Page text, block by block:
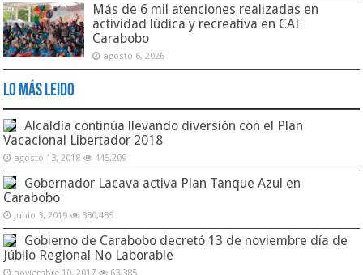
Más de 6 mil atenciones realizadas en
actividad lúdica y recreativa en CAI
Carabobo
agosto 6, 2026
Lo Más Leido
Alcaldía continúa llevando diversión con el Plan
Vacacional Libertador 2018
agosto 13, 2018 445,209
Gobernador Lacava activa Plan Tanque Azul en
Carabobo
junio 3, 2019 330,435
Gobierno de Carabobo decretó 13 de noviembre día de
Júbilo Regional No Laborable
noviembre 10, 2017 63,385